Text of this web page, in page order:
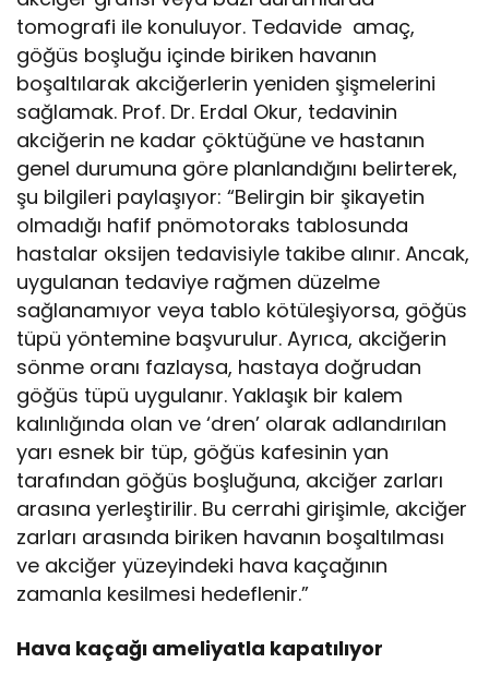
tomografi ile konuluyor. Tedavide amaç,
göğüs boşluğu içinde biriken havanın
boşaltılarak akciğerlerin yeniden şişmelerini
sağlamak. Prof. Dr. Erdal Okur, tedavinin
akciğerin ne kadar çöktüğüne ve hastanın
genel durumuna göre planlandığını belirterek,
şu bilgileri paylaşıyor: “Belirgin bir şikayetin
olmadığı hafif pnömotoraks tablosunda
hastalar oksijen tedavisiyle takibe alınır. Ancak,
uygulanan tedaviye rağmen düzelme
sağlanamıyor veya tablo kötüleşiyorsa, göğüs
tüpü yöntemine başvurulur. Ayrıca, akciğerin
sönme oranı fazlaysa, hastaya doğrudan
göğüs tüpü uygulanır. Yaklaşık bir kalem
kalınlığında olan ve ‘dren’ olarak adlandırılan
yarı esnek bir tüp, göğüs kafesinin yan
tarafından göğüs boşluğuna, akciğer zarları
arasına yerleştirilir. Bu cerrahi girişimle, akciğer
zarları arasında biriken havanın boşaltılması
ve akciğer yüzeyindeki hava kaçağının
zamanla kesilmesi hedeflenir.”
Hava kaçağı ameliyatla kapatılıyor